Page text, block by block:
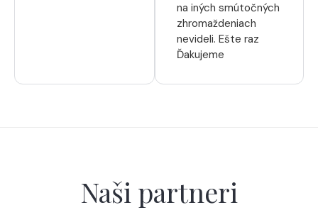
na iných smútočných
zhromaždeniach
nevideli. Ešte raz
Ďakujeme
Naši partneri